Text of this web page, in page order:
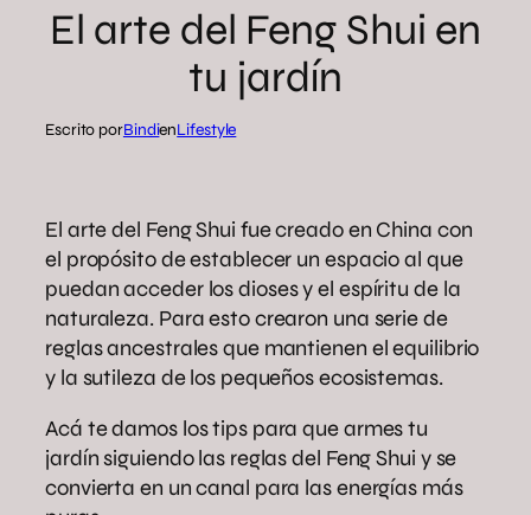
El arte del Feng Shui en
tu jardín
Escrito porBindienLifestyle
El arte del Feng Shui fue creado en China con
el propósito de establecer un espacio al que
puedan acceder los dioses y el espíritu de la
naturaleza. Para esto crearon una serie de
reglas ancestrales que mantienen el equilibrio
y la sutileza de los pequeños ecosistemas.
Acá te damos los tips para que armes tu
jardín siguiendo las reglas del Feng Shui y se
convierta en un canal para las energías más